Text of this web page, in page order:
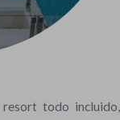
resort todo incluido,